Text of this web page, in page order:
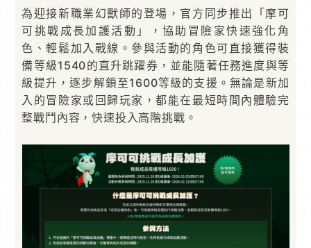
為迎接新職業幻獸師的登場，官方同步推出「摩可
可挑戰成長加護活動」，協助冒險家快速強化角
色、輕鬆加入戰線。參與活動的角色可直接獲得裝
備等級1540的直升跳躍券，並能隨著任務進度與等
級提升，逐步解鎖至1600等級的支援。無論是新加
入的冒險家或回歸玩家，都能在最短時間內體驗完
整戰鬥內容，快速投入高階挑戰。